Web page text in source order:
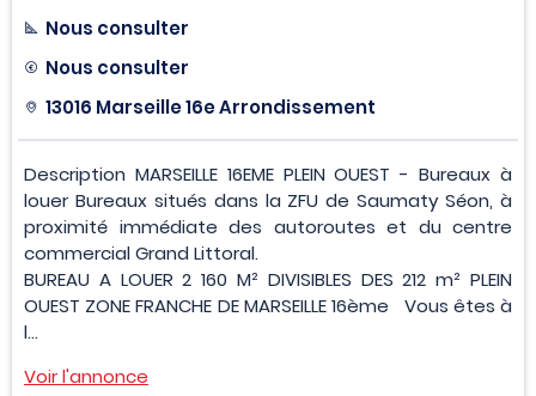
Nous consulter
Nous consulter
13016 Marseille 16e Arrondissement
Description MARSEILLE 16EME PLEIN OUEST - Bureaux à
louer Bureaux situés dans la ZFU de Saumaty Séon, à
proximité immédiate des autoroutes et du centre
commercial Grand Littoral.
BUREAU A LOUER 2 160 M² DIVISIBLES DES 212 m² PLEIN
OUEST ZONE FRANCHE DE MARSEILLE 16ème Vous êtes à
l...
Voir l'annonce